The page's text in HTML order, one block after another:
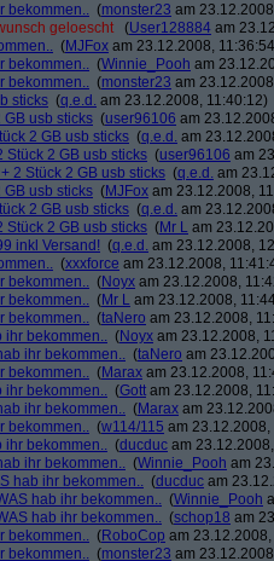
bekommen.. (monster23 am
geloescht (User128884 am
(MJFox am 23.12.2008,
bekommen.. (Winnie_Pooh am
bekommen.. (monster23 am
sticks (q.e.d. am 23.12.2008, 11:40:12)
GB usb sticks (user96106 am
2 GB usb sticks (q.e.d. am
Stück 2 GB usb sticks (user96106 am
2 Stück 2 GB usb sticks (q.e.d. am
GB usb sticks (MJFox am 23.12.2008,
2 GB usb sticks (q.e.d. am
Stück 2 GB usb sticks (Mr L am
inkl Versand! (q.e.d. am 23.12.2008,
(xxxforce am 23.12.2008,
bekommen.. (Noyx am 23.12.2008,
bekommen.. (Mr L am 23.12.2008,
bekommen.. (taNero am 23.12.2008,
ihr bekommen.. (Noyx am 23.12.2008,
ihr bekommen.. (taNero am
bekommen.. (Marax am 23.12.2008,
ihr bekommen.. (Gott am 23.12.2008,
ihr bekommen.. (Marax am
bekommen.. (w114/115 am 23.12.2008,
ihr bekommen.. (ducduc am
ihr bekommen.. (Winnie_Pooh am
hab ihr bekommen.. (ducduc am
hab ihr bekommen.. (Winnie_Pooh
hab ihr bekommen.. (schop18 am
bekommen.. (RoboCop am
bekommen.. (monster23 am